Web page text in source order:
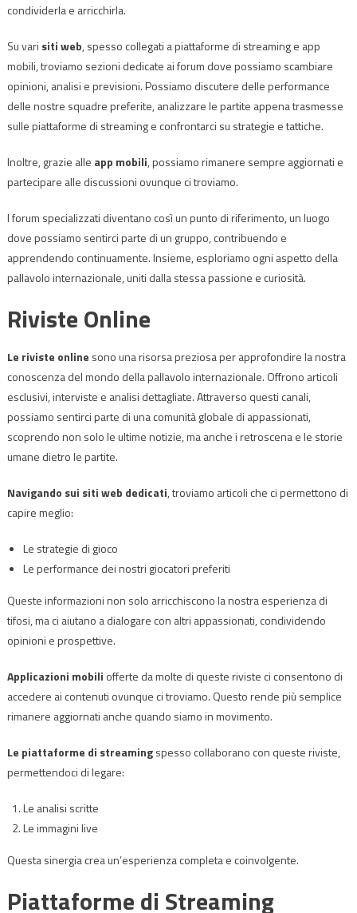
condividerla e arricchirla.
Su vari siti web, spesso collegati a piattaforme di streaming e app
mobili, troviamo sezioni dedicate ai forum dove possiamo scambiare
opinioni, analisi e previsioni. Possiamo discutere delle performance
delle nostre squadre preferite, analizzare le partite appena trasmesse
sulle piattaforme di streaming e confrontarci su strategie e tattiche.
Inoltre, grazie alle app mobili, possiamo rimanere sempre aggiornati e
partecipare alle discussioni ovunque ci troviamo.
I forum specializzati diventano così un punto di riferimento, un luogo
dove possiamo sentirci parte di un gruppo, contribuendo e
apprendendo continuamente. Insieme, esploriamo ogni aspetto della
pallavolo internazionale, uniti dalla stessa passione e curiosità.
Riviste Online
Le riviste online sono una risorsa preziosa per approfondire la nostra
conoscenza del mondo della pallavolo internazionale. Offrono articoli
esclusivi, interviste e analisi dettagliate. Attraverso questi canali,
possiamo sentirci parte di una comunità globale di appassionati,
scoprendo non solo le ultime notizie, ma anche i retroscena e le storie
umane dietro le partite.
Navigando sui siti web dedicati, troviamo articoli che ci permettono di
capire meglio:
Le strategie di gioco
Le performance dei nostri giocatori preferiti
Queste informazioni non solo arricchiscono la nostra esperienza di
tifosi, ma ci aiutano a dialogare con altri appassionati, condividendo
opinioni e prospettive.
Applicazioni mobili offerte da molte di queste riviste ci consentono di
accedere ai contenuti ovunque ci troviamo. Questo rende più semplice
rimanere aggiornati anche quando siamo in movimento.
Le piattaforme di streamingspesso collaborano con queste riviste,
permettendoci di legare:
Le analisi scritte
Le immagini live
Questa sinergia crea un’esperienza completa e coinvolgente.
Piattaforme di Streaming